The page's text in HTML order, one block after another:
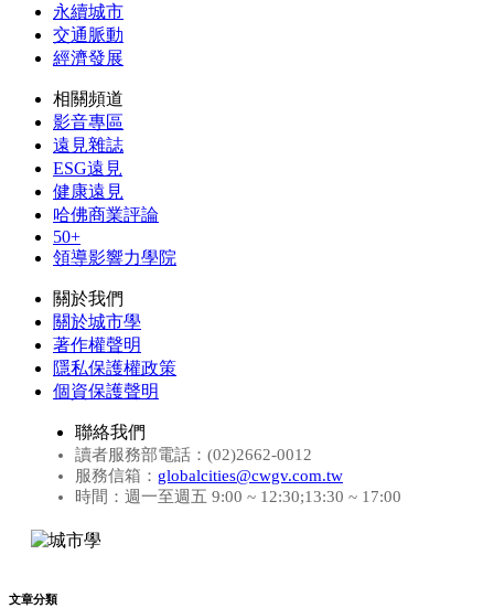
永續城市
交通脈動
經濟發展
相關頻道
影音專區
遠見雜誌
ESG遠見
健康遠見
哈佛商業評論
50+
領導影響力學院
關於我們
關於城市學
著作權聲明
隱私保護權政策
個資保護聲明
聯絡我們
讀者服務部電話：(02)2662-0012
服務信箱： globalcities@cwgv.com.tw
時間：週一至週五 9:00 ~ 12:30;13:30 ~ 17:00
文章分類